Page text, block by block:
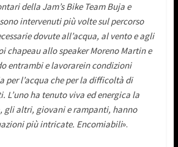
della Jam’s Bike Team Buja e
intervenuti più volte sul percorso
dovute all’acqua, al vento e agli
chapeau allo speaker Moreno Martin e
entrambi e lavorarein condizioni
per l’acqua che per la difficoltà di
L’uno ha tenuto viva ed energica la
gli altri, giovani e rampanti, hanno
più intricate. Encomiabili».